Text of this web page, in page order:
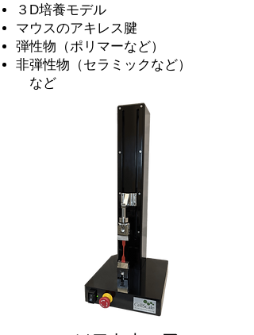
３D培養モデル
マウスのアキレス腱
弾性物（ポリマーなど）
非弾性物（セラミックなど）
など